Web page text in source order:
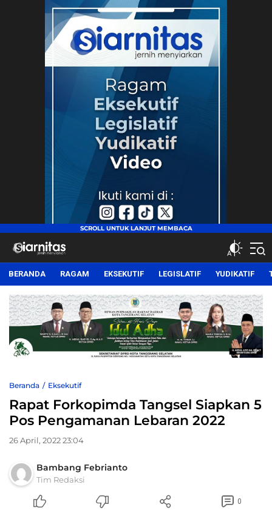
siarnitas
Jernih Menyiarkan
BERANDA RAGAM EKSEKUTIF LEGISLATIF YUDIKATIF
Beranda Eksekutif
Rapat Forkopimda Tangsel Siapkan 5
Pos Pengamanan Lebaran 2022
26 April, 2022 23:04
Bambang Febrianto
Tim Redaksi
0